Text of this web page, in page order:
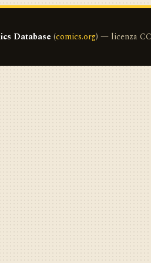
Database (comics.org) — licenza